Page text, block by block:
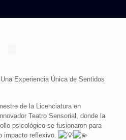
Experiencia Única de Sentidos
de la Licenciatura en
Teatro Sensorial, donde la
psicológico se fusionaron para
impacto reflexivo.